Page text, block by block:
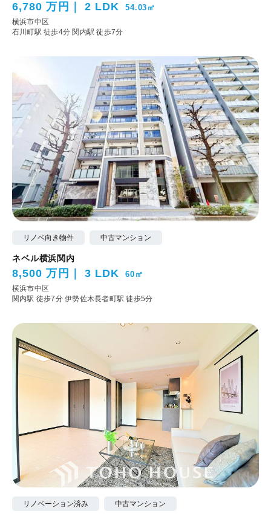
6,780 万円 2 LDK 54.03㎡
横浜市中区
石川町駅 徒歩4分 関内駅 徒歩7分
リノベ向き物件 中古マンション
ネベル横浜関内
8,500 万円 3 LDK 60㎡
横浜市中区
関内駅 徒歩7分伊勢佐木長者町駅 徒歩5分
リノベーション済み 中古マンション